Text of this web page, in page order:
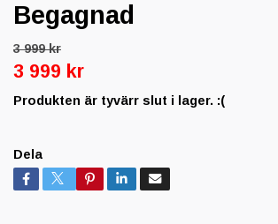
Begagnad
3 999 kr
3 999 kr
Produkten är tyvärr slut i lager. :(
Dela